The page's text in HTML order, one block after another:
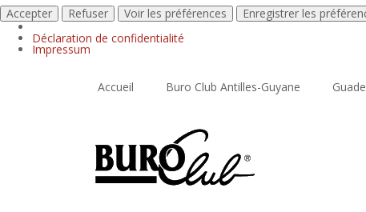
Accepter
Refuser Voir les préférences Enregistrer les
Déclaration de confidentialité
Impressum
Accueil Buro Club Antilles-Guyane